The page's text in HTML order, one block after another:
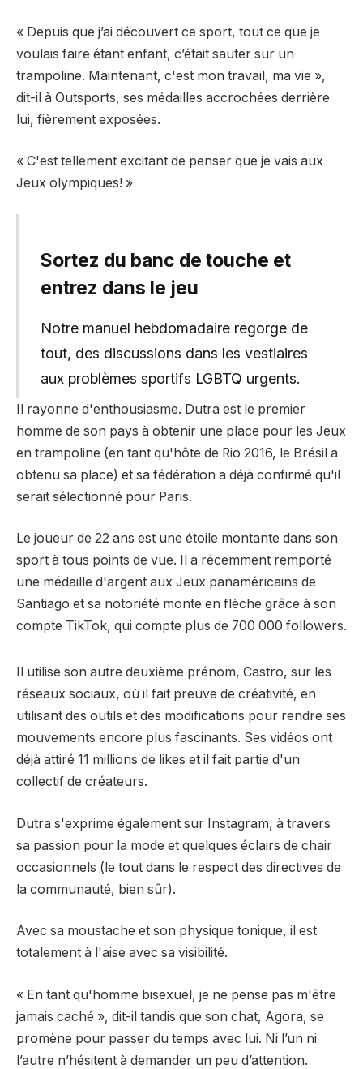
« Depuis que j’ai découvert ce sport, tout ce que je
voulais faire étant enfant, c’était sauter sur un
trampoline. Maintenant, c'est mon travail, ma vie »,
dit-il à Outsports, ses médailles accrochées derrière
lui, fièrement exposées.
« C'est tellement excitant de penser que je vais aux
Jeux olympiques! »
Sortez du banc de touche et
entrez dans le jeu
Notre manuel hebdomadaire regorge de
tout, des discussions dans les vestiaires
aux problèmes sportifs LGBTQ urgents.
Il rayonne d'enthousiasme. Dutra est le premier
homme de son pays à obtenir une place pour les Jeux
en trampoline (en tant qu'hôte de Rio 2016, le Brésil a
obtenu sa place) et sa fédération a déjà confirmé qu'il
serait sélectionné pour Paris.
Le joueur de 22 ans est une étoile montante dans son
sport à tous points de vue. Il a récemment remporté
une médaille d'argent aux Jeux panaméricains de
Santiago et sa notoriété monte en flèche grâce à son
compte TikTok, qui compte plus de 700 000 followers.
Il utilise son autre deuxième prénom, Castro, sur les
réseaux sociaux, où il fait preuve de créativité, en
utilisant des outils et des modifications pour rendre ses
mouvements encore plus fascinants. Ses vidéos ont
déjà attiré 11 millions de likes et il fait partie d'un
collectif de créateurs.
Dutra s'exprime également sur Instagram, à travers
sa passion pour la mode et quelques éclairs de chair
occasionnels (le tout dans le respect des directives de
la communauté, bien sûr).
Avec sa moustache et son physique tonique, il est
totalement à l'aise avec sa visibilité.
« En tant qu'homme bisexuel, je ne pense pas m'être
jamais caché », dit-il tandis que son chat, Agora, se
promène pour passer du temps avec lui. Ni l’un ni
l’autre n’hésitent à demander un peu d’attention.